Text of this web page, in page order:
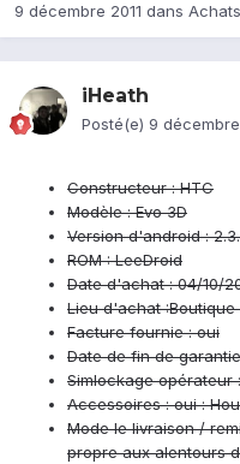
9 décembre 2011 dans
iHeath
Posté(e) 9 décembre
Constructeur : HTC
Modèle : Evo 3D
Version d'android :
ROM : LeeDroid
Date d'achat : 04/10/
Lieu d'achat :Boutique
Facture fournie : oui
Date de fin de
Simlockage opérateur
Accessoires : oui :
Mode le livraison /
propre aux alentours